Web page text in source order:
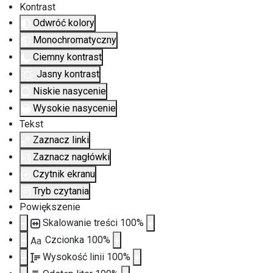
Kontrast
Odwróć kolory
Monochromatyczny
Ciemny kontrast
Jasny kontrast
Niskie nasycenie
Wysokie nasycenie
Tekst
Zaznacz linki
Zaznacz nagłówki
Czytnik ekranu
Tryb czytania
Powiększenie
Skalowanie treści 100%
Aa Czcionka 100%
Wysokość linii 100%